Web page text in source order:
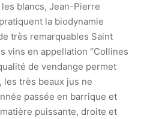
blancs, Jean-Pierre
la biodynamie
très remarquables Saint
vins en appellation “Collines
de vendange permet
les très beaux jus ne
passée en barrique et
puissante, droite et